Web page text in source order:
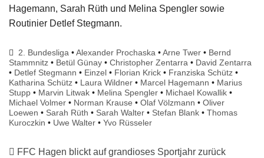
Hagemann, Sarah Rüth und Melina Spengler sowie
Routinier Detlef Stegmann.
2. Bundesliga •Alexander Prochaska •Arne Twer • Bernd
Stammnitz • Betül Günay • Christopher Zentarra • David Zentarra
• Detlef Stegmann • Einzel • Florian Krick • Franziska Schütz •
Katharina Schütz • Laura Wildner • Marcel Hagemann • Marius
Stupp • Marvin Litwak • Melina Spengler • Michael Kowallik •
Michael Volmer • Norman Krause • Olaf Völzmann • Oliver
Loewen • Sarah Rüth • Sarah Walter • Stefan Blank • Thomas
Kuroczkin • Uwe Walter • Yvo Rüsseler
FFC Hagen blickt auf grandioses Sportjahr zurück